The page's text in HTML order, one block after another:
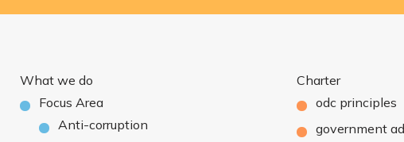
What we do
Focus Area
Anti-corruption
Charter
odc principles
government